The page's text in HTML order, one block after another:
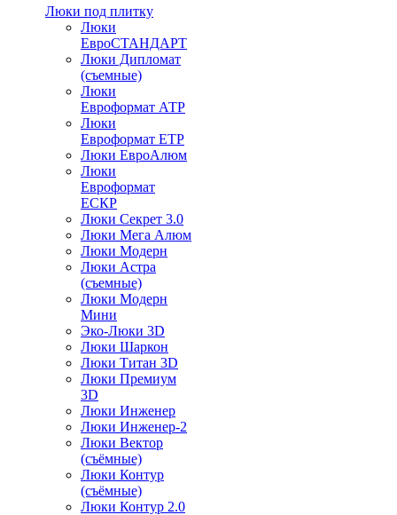
Люки под плитку
Люки
ЕвроСТАНДАРТ
Люки Дипломат
(съемные)
Люки
Евроформат АТР
Люки
Евроформат ЕТР
Люки ЕвроАлюм
Люки
Евроформат
ЕСКР
Люки Секрет 3.0
Люки Мега Алюм
Люки Модерн
Люки Астра
(съемные)
Люки Модерн
Мини
Эко-Люки 3D
Люки Шаркон
Люки Титан 3D
Люки Премиум
3D
Люки Инженер
Люки Инженер-2
Люки Вектор
(съёмные)
Люки Контур
(съёмные)
Люки Контур 2.0